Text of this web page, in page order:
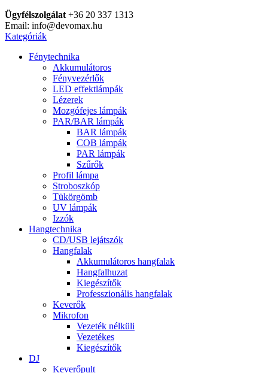
Ügyfélszolgálat +36 20 337 1313
Email: info@devomax.hu
Kategóriák
Fénytechnika
Akkumulátoros
Fényvezérlők
LED effektlámpák
Lézerek
Mozgófejes lámpák
PAR/BAR lámpák
BAR lámpák
COB lámpák
PAR lámpák
Szűrők
Profil lámpa
Stroboszkóp
Tükörgömb
UV lámpák
Izzók
Hangtechnika
CD/USB lejátszók
Hangfalak
Akkumulátoros hangfalak
Hangfalhuzat
Kiegészítők
Professzionális hangfalak
Keverők
Mikrofon
Vezeték nélküli
Vezetékes
Kiegészítők
DJ
Keverőpult